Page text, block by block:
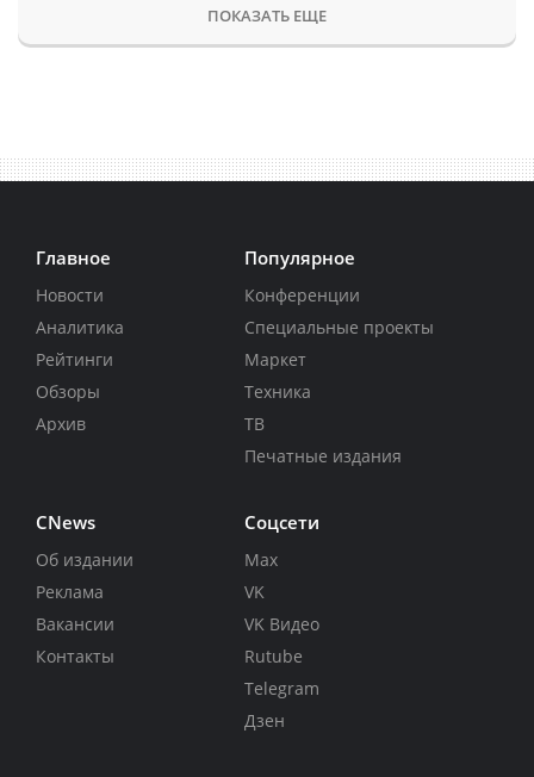
ПОКАЗАТЬ ЕЩЕ
Главное
Новости
Аналитика
Рейтинги
Обзоры
Архив
Популярное
Конференции
Специальные проекты
Маркет
Техника
ТВ
Печатные издания
CNews
Об издании
Реклама
Вакансии
Контакты
Соцсети
Max
VK
VK Видео
Rutube
Telegram
Дзен